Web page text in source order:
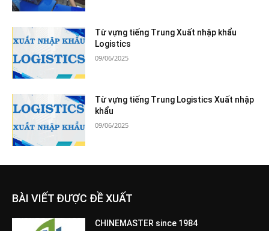
Từ vựng tiếng Trung Xuất nhập khẩu
Logistics
09/06/2025
Từ vựng tiếng Trung Logistics Xuất nhập
khẩu
09/06/2025
BÀI VIẾT ĐƯỢC ĐỀ XUẤT
CHINEMASTER since 1984